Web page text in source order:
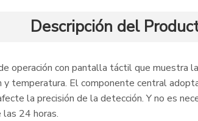
Descripción del
operación con pantalla táctil que muestra
temperatura. El componente central
la precisión de la detección. Y no es
las 24 horas.